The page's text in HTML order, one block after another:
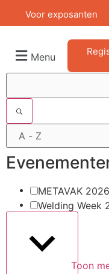
Voor exposanten
Menu
METAVAK 2026
Welding Week
Toon